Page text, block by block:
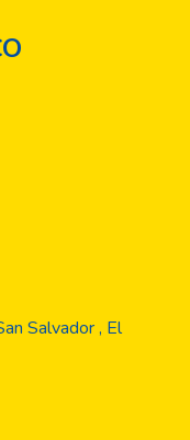
Salvador , El